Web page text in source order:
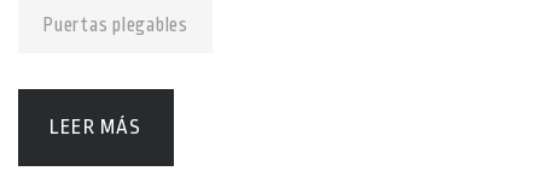
Puertas plegables
LEER MÁS